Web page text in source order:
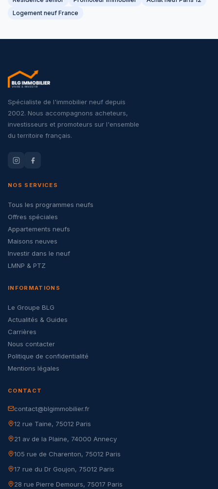
Logement neuf France
Spécialiste de l'immobilier neuf depuis
2002. Nous accompagnons acheteurs,
investisseurs et promoteurs sur l'ensemble
du territoire français.
NOS SERVICES
Tous les programmes neufs
Offres spéciales
Appartements neufs
Maisons neuves
Investir dans le neuf
LMNP & PTZ
INFORMATIONS
Le Groupe BLG
Actualités & Guides
Carrières
Nous contacter
Politique de confidentialité
Mentions légales
CONTACT
contact@blgimmobilier.fr
12 rue Taine, 75012 Paris
21 av de la Plaine, 74000 Annecy
105 rue de Charenton, 75012 Paris
17 rue du Dr Goujon, 75012 Paris
28 rue Pierre Demours, 75017 Paris